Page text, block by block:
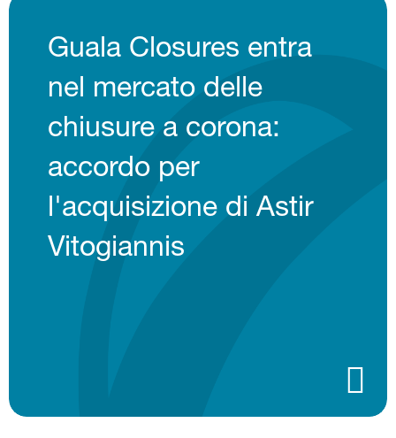
Guala Closures entra
nel mercato delle
chiusure a corona:
accordo per
l'acquisizione di Astir
Vitogiannis